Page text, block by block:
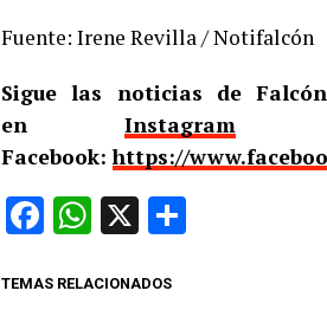
Fuente: Irene Revilla / Notifalcón
Sigue las noticias de
en Instagramy
Facebook:https://
Facebook
WhatsApp
X
TEMAS RELACIONADOS